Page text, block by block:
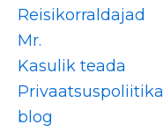
Reisikorraldajad
Mr.
Kasulik teada
Privaatsuspoliitika
blog